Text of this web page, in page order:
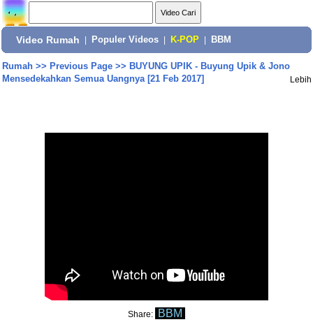
Video Rumah Populer Videos K-POP BBM
Rumah>> Previous Page>> BUYUNG UPIK - Buyung Upik & Jono
Mensedekahkan Semua Uangnya [21 Feb 2017]
Lebih
Share: BBM